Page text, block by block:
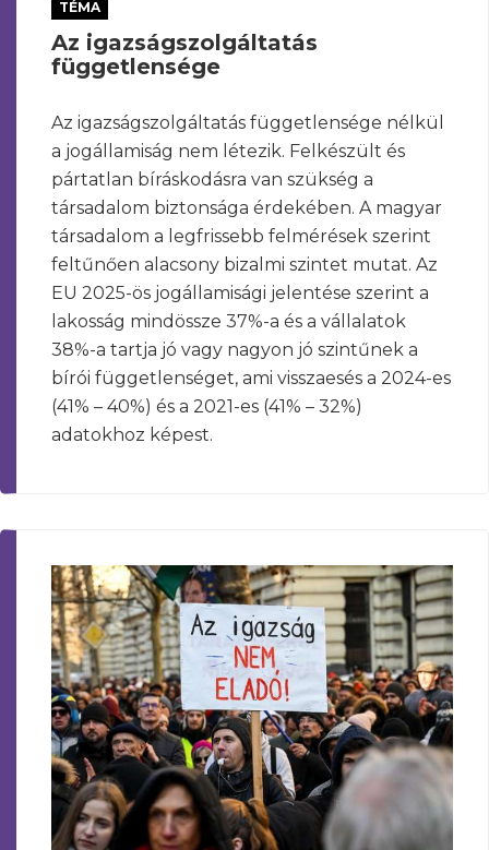
TÉMA
Az igazságszolgáltatás
függetlensége
Az igazságszolgáltatás függetlensége nélkül
a jogállamiság nem létezik. Felkészült és
pártatlan bíráskodásra van szükség a
társadalom biztonsága érdekében. A magyar
társadalom a legfrissebb felmérések szerint
feltűnően alacsony bizalmi szintet mutat. Az
EU 2025-ös jogállamisági jelentése szerint a
lakosság mindössze 37%-a és a vállalatok
38%-a tartja jó vagy nagyon jó szintűnek a
bírói függetlenséget, ami visszaesés a 2024-es
(41% – 40%) és a 2021-es (41% – 32%)
adatokhoz képest.